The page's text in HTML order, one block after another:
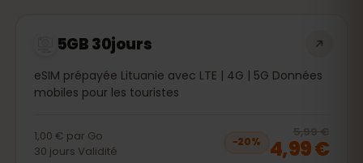
5GB 30jours
eSIM prépayée Lituanie avec LTE | 4G | 5G Données
mobiles pour les touristes
1,00 € par Go
30 jours Validité
−20%
5,99 €
4,99 €